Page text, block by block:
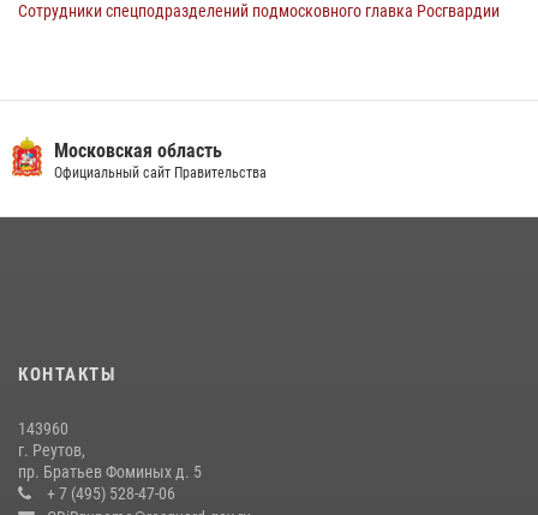
Сотрудники спецподразделений подмосковного главка Росгвардии
федеральном розыске (видео)
22 июля 2026, 14:15 1
18 июля 2026, 07:03
сотрудников спецподразделений в преодолении полосы
препятствий со стрельбой
14 июля 2026, 15:13
Московская область
Официальный сайт Правительства
КОНТАКТЫ
143960
г. Реутов,
пр. Братьев Фоминых д. 5
+ 7 (495) 528-47-06